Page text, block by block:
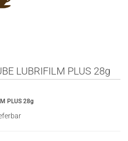
LUBRIFILM PLUS 28g
PLUS 28g